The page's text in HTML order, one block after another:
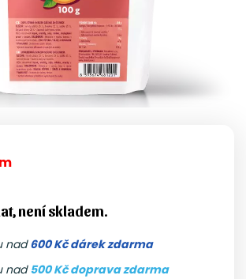
není skladem.
nad600 Kč dárek zdarma
nad 500 Kč doprava zdarma